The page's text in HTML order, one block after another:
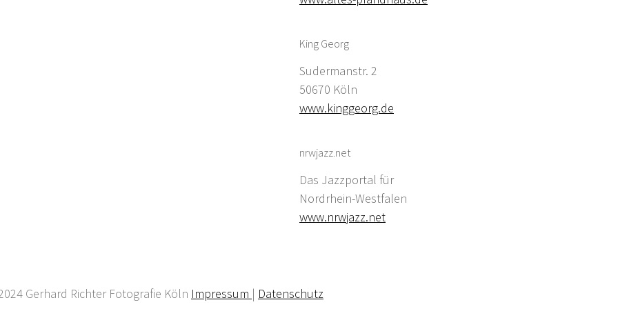
King Georg
Sudermanstr. 2
50670 Köln
www.kinggeorg.de
nrwjazz.net
Das Jazzportal für
Nordrhein-Westfalen
www.nrwjazz.net
Gerhard Richter Fotografie Köln Impressum | Datenschutz